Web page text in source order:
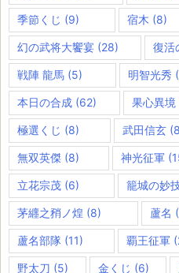
季節くじ (9) 宿木 (8)
幻の武将大饗宴 (28) 復活
戦陣 龍馬 (5) 明智光秀
本日の合成 (62) 果心異境
極選くじ (8) 武田信玄
無双英傑 (8) 神光征軍
立花宗茂 (6) 籠城の妙
茅纒之矟ノ煌 (8) 蘆名
蘆名部隊 (11) 覇王征軍
野太刀 (5) 金くじ (6)